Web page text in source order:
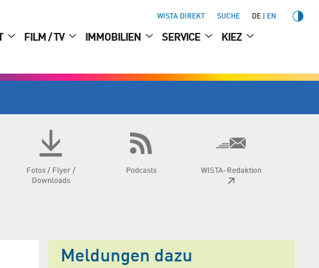
WISTA DIREKT SUCHE DE EN
FILM / TV IMMOBILIEN SERVICE KIEZ
Fotos / Flyer /
Downloads
Podcasts WISTA-Redaktion
Meldungen dazu